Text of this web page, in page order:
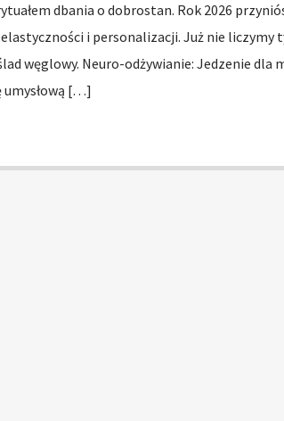
dbania o dobrostan. Rok 2026
i personalizacji. Już nie liczymy
węglowy. Neuro-odżywianie: Jedzenie dla
umysłową […]